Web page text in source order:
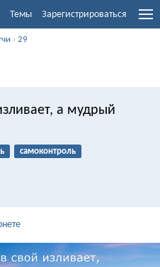
Темы Зарегистрироваться
›29
а мудрый
самоконтроль